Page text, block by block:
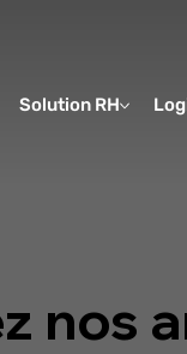
Solution RH
nos